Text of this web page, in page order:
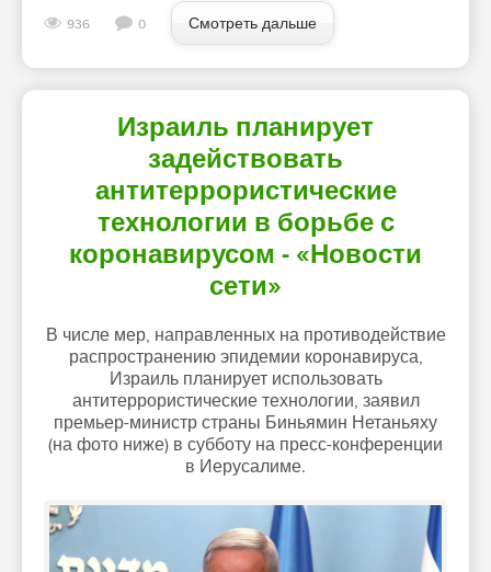
936 0 Смотреть дальше
Израиль планирует
задействовать
антитеррористические
технологии в борьбе с
коронавирусом - «Новости
сети»
В числе мер, направленных на противодействие
распространению эпидемии коронавируса,
Израиль планирует использовать
антитеррористические технологии, заявил
премьер-министр страны Биньямин Нетаньяху
(на фото ниже) в субботу на пресс-конференции
в Иерусалиме.